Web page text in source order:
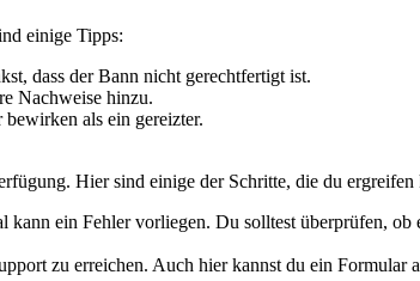
einige Tipps:
dass der Bann nicht gerechtfertigt ist.
Nachweise hinzu.
als ein gereizter.
Hier sind einige der Schritte, die du ergreifen
kann ein Fehler vorliegen. Du solltest überprüfen,
zu erreichen. Auch hier kannst du ein